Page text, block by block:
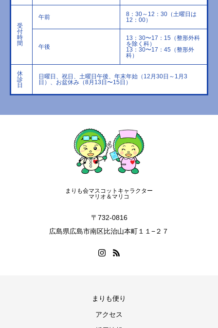
受
付
時
間
午前
8：30～12：30（土曜日は
12：00）
午後
13：30〜17：15（整形外科
を除く科）
13：30〜17：45（整形外
科）
休
診
日
日曜日、祝日、土曜日午後、年末年始（12月30日～1月3
日）、お盆休み（8月13日〜15日）
まりも会マスコットキャラクター
マリオ＆マリコ
〒732-0816
広島県広島市南区比治山本町１１−２７
まりも便り
アクセス